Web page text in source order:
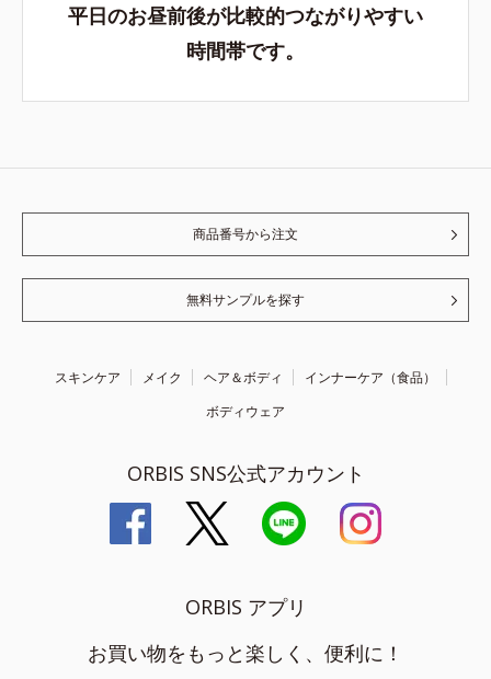
平日のお昼前後が比較的つながりやすい
時間帯です。
商品番号から注文
無料サンプルを探す
スキンケア メイク ヘア＆ボディ
インナーケア（食品）
ボディウェア
ORBIS SNS公式アカウント
ORBIS アプリ
お買い物をもっと楽しく、便利に！